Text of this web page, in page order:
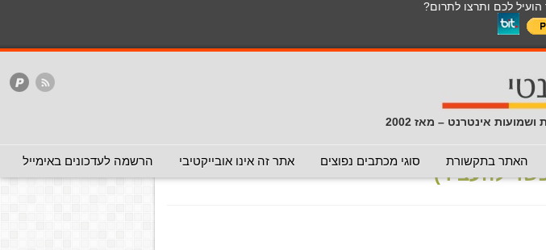
לכם ותרצו לתרום?
אינטרנט – מאז 2002
האתר בתקשורת סוגי מכתבים נפוצים אתר זה אינו אובייקטיבי הרשמה לעדכונים באימייל
נגיף הקורונה
מכתבים נפוצים המלצה - לא להעביר המלצה - אפשר להעביר
המלצה - לכאן ולכאן
- אפשר להעביר/הסיבה לקיצור הזמן בין ההתראה המקדימה לאזעקות
להעביר)